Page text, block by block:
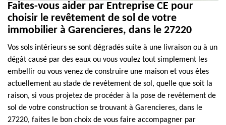
Faites-vous aider par Entreprise CE pour
choisir le revêtement de sol de votre
immobilier à Garencieres, dans le 27220
Vos sols intérieurs se sont dégradés suite à une livraison ou à un
dégât causé par des eaux ou vous voulez tout simplement les
embellir ou vous venez de construire une maison et vous êtes
actuellement au stade de revêtement de sol, quelle que soit la
raison, si vous projetez de procéder à la pose de revêtement de
sol de votre construction se trouvant à Garencieres, dans le
27220, faites le bon choix de vous faire accompagner par